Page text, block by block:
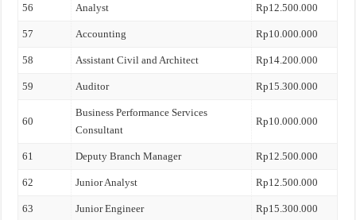
56 Analyst Rp12.500.000
57 Accounting Rp10.000.000
58 Assistant Civil and Architect Rp14.200.000
59 Auditor Rp15.300.000
60
Business Performance Services
Consultant
Rp10.000.000
61 Deputy Branch Manager Rp12.500.000
62 Junior Analyst Rp12.500.000
63 Junior Engineer Rp15.300.000